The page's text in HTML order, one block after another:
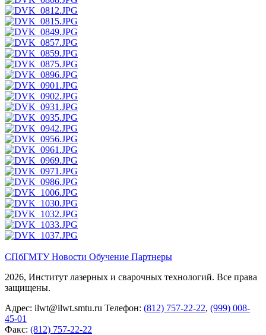
СПбГМТУНовости Обучение Партнеры
2026, Институт лазерных и сварочных технологий. Все права
защищены.
Адрес: ilwt@ilwt.smtu.ru Телефон: (812) 757-22-22, (999) 008-
45-01
Факс: (812) 757-22-22